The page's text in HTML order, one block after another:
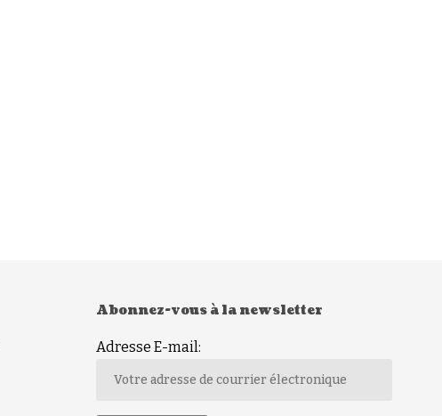
Abonnez-vous à la newsletter
Adresse E-mail: